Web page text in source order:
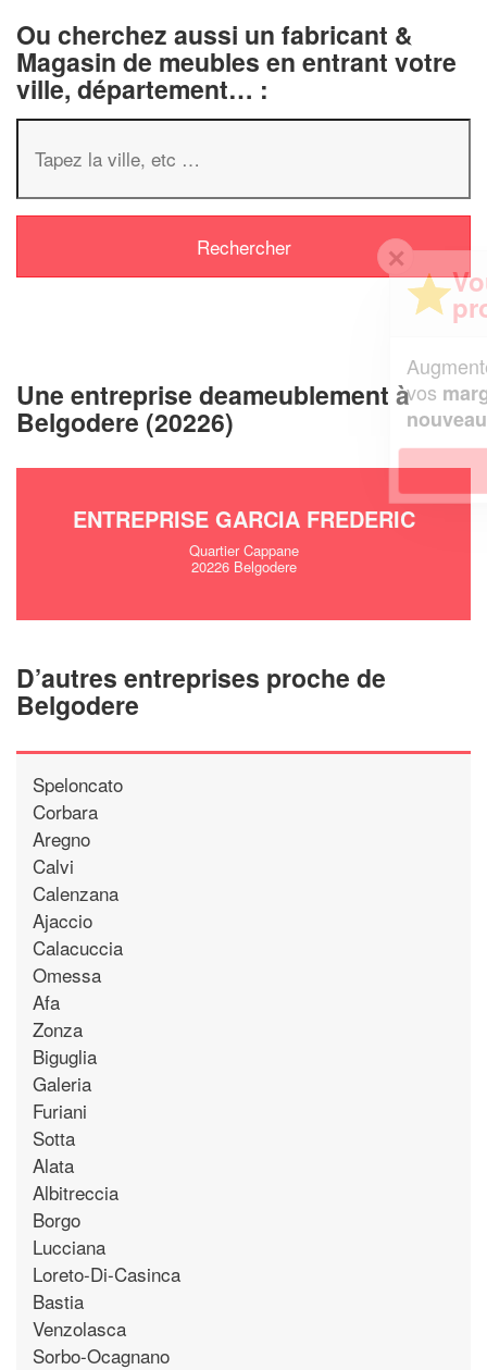
Ou cherchez aussi un fabricant &
Magasin de meubles en entrant votre
ville, département… :
Une entreprise deameublement à
Belgodere (20226)
ENTREPRISE GARCIA FREDERIC
Quartier Cappane
20226 Belgodere
D’autres entreprises proche de
Belgodere
Speloncato
Corbara
Aregno
Calvi
Calenzana
Ajaccio
Calacuccia
Omessa
Afa
Zonza
Biguglia
Galeria
Furiani
Sotta
Alata
Albitreccia
Borgo
Lucciana
Loreto-Di-Casinca
Bastia
Venzolasca
Sorbo-Ocagnano
Vous êtes un
chiffre d'affaireset
vos margestout en gagnant de
nouveaux clients
En savoir plus